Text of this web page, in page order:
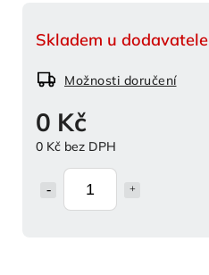
0 Kč
0 Kč bez DPH
Skladem u dodavatele
Možnosti doručení